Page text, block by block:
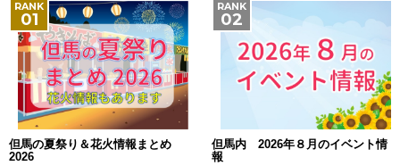
但馬の夏祭り＆花火情報まとめ
2026
但馬内 2026年８月のイベント情
報